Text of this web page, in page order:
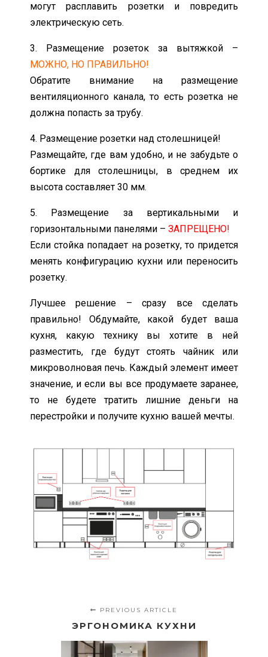
могут расплавить розетки и повредить
электрическую сеть.
3. Размещение розеток за вытяжкой –
МОЖНО, НО ПРАВИЛЬНО!
Обратите внимание на размещение
вентиляционного канала, то есть розетка не
должна попасть за трубу.
4. Размещение розетки над столешницей!
Размещайте, где вам удобно, и не забудьте о
бортике для столешницы, в среднем их
высота составляет 30 мм.
5. Размещение за вертикальными и
горизонтальными панелями – ЗАПРЕЩЕНО!
Если стойка попадает на розетку, то придется
менять конфигурацию кухни или переносить
розетку.
Лучшее решение – сразу все сделать
правильно! Обдумайте, какой будет ваша
кухня, какую технику вы хотите в ней
разместить, где будут стоять чайник или
микроволновая печь. Каждый элемент имеет
значение, и если вы все продумаете заранее,
то не будете тратить лишние деньги на
перестройки и получите кухню вашей мечты.
PREVIOUS ARTICLE
ЭРГОНОМИКА КУХНИ